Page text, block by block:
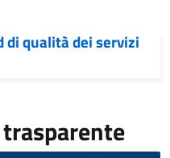
di qualità dei servizi